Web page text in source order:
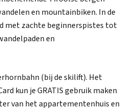
en mountainbiken. In de
met zachte beginnerspistes tot
en
(bij de skilift). Het
kun je GRATIS gebruik maken
van het appartementenhuis en